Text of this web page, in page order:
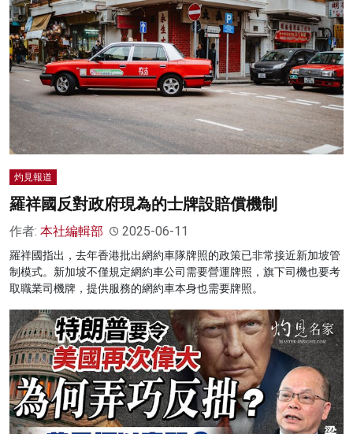
灼見報道
羅祥國反對政府現為的士牌設賠償機制
作者: 本社編輯部 2025-06-11
羅祥國指出，去年香港批出網約車隊牌照的政策已非常接近新加坡管
制模式。新加坡不僅規定網約車公司需要營運牌照，旗下司機也要考
取職業司機牌，提供服務的網約車本身也需要牌照。